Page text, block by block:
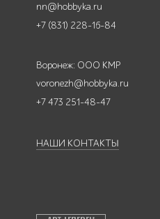
nn@hobbyka.ru
+7 (831) 228-16-84
Воронеж: ООО КМР
voronezh@hobbyka.ru
+7 473 251-48-47
НАШИ КОНТАКТЫ